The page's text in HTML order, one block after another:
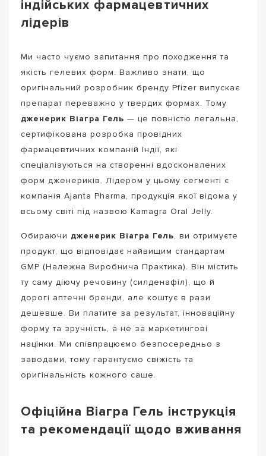
індійських фармацевтичних
лідерів
Ми часто чуємо запитання про походження та
якість гелевих форм. Важливо знати, що
оригінальний розробник бренду Pfizer випускає
препарат переважно у твердих формах. Тому
дженерик Віагра Гель — це повністю легальна,
сертифікована розробка провідних
фармацевтичних компаній Індії, які
спеціалізуються на створенні вдосконалених
форм дженериків. Лідером у цьому сегменті є
компанія Ajanta Pharma, продукція якої відома у
всьому світі під назвою Kamagra Oral Jelly.
Обираючи дженерик Віагра Гель, ви отримуєте
продукт, що відповідає найвищим стандартам
GMP (Належна Виробнича Практика). Він містить
ту саму діючу речовину (силденафіл), що й
дорогі аптечні бренди, але коштує в рази
дешевше. Ви платите за результат, інноваційну
форму та зручність, а не за маркетингові
націнки. Ми співпрацюємо безпосередньо з
заводами, тому гарантуємо свіжість та
оригінальність кожного саше.
Офіційна Віагра Гель інструкція
та рекомендації щодо вживання